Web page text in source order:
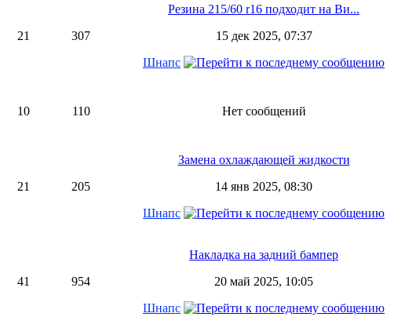
21 307
Резина 215/60 r16 подходит на Ви...
15 дек 2025, 07:37
Шнапс
10 110 Нет сообщений
21 205
Замена охлаждающей жидкости
14 янв 2025, 08:30
Шнапс
41 954
Накладка на задний бампер
20 май 2025, 10:05
Шнапс